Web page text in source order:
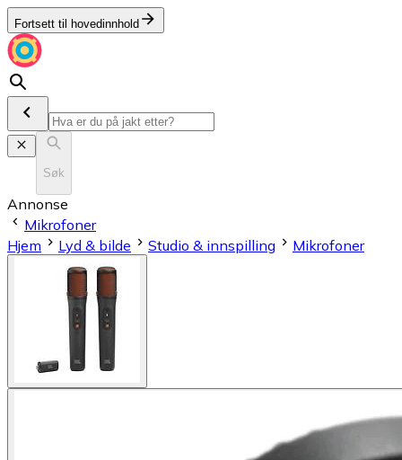
Fortsett til hovedinnhold
Søk
Annonse
Mikrofoner
Hjem
Lyd & bilde Studio & innspilling Mikrofoner